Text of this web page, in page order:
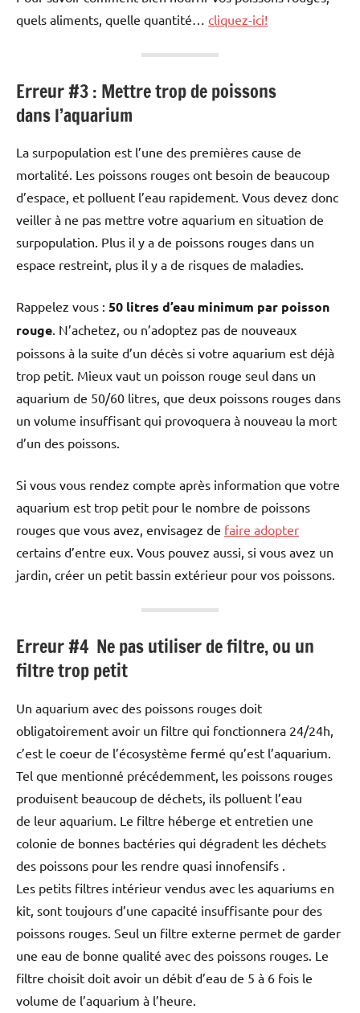
quels aliments, quelle quantité… cliquez-ici!
Erreur #3 : Mettre trop de poissons
dans l’aquarium
La surpopulation est l’une des premières cause de
mortalité. Les poissons rouges ont besoin de beaucoup
d’espace, et polluent l’eau rapidement. Vous devez donc
veiller à ne pas mettre votre aquarium en situation de
surpopulation. Plus il y a de poissons rouges dans un
espace restreint, plus il y a de risques de maladies.
Rappelez vous : 50 litres d’eau minimum par poisson
rouge. N’achetez, ou n’adoptez pas de nouveaux
poissons à la suite d’un décès si votre aquarium est déjà
trop petit. Mieux vaut un poisson rouge seul dans un
aquarium de 50/60 litres, que deux poissons rouges dans
un volume insuffisant qui provoquera à nouveau la mort
d’un des poissons.
Si vous vous rendez compte après information que votre
aquarium est trop petit pour le nombre de poissons
rouges que vous avez, envisagez de faire adopter
certains d’entre eux. Vous pouvez aussi, si vous avez un
jardin, créer un petit bassin extérieur pour vos poissons.
Erreur #4 Ne pas utiliser de filtre, ou un
filtre trop petit
Un aquarium avec des poissons rouges doit
obligatoirement avoir un filtre qui fonctionnera 24/24h,
c’est le coeur de l’écosystème fermé qu’est l’aquarium.
Tel que mentionné précédemment, les poissons rouges
produisent beaucoup de déchets, ils polluent l’eau
de leur aquarium. Le filtre héberge et entretien une
colonie de bonnes bactéries qui dégradent les déchets
des poissons pour les rendre quasi innofensifs .
Les petits filtres intérieur vendus avec les aquariums en
kit, sont toujours d’une capacité insuffisante pour des
poissons rouges. Seul un filtre externe permet de garder
une eau de bonne qualité avec des poissons rouges. Le
filtre choisit doit avoir un débit d’eau de 5 à 6 fois le
volume de l’aquarium à l’heure.